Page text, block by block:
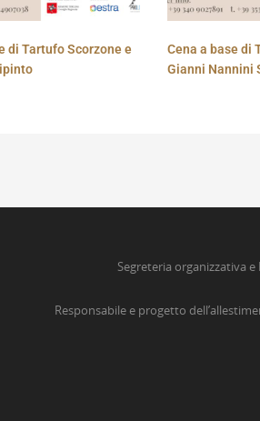
di Tartufo Scorzone e
Cena a base di
Gianni Nannini
Segreteria organizzativa
Responsabile e progetto